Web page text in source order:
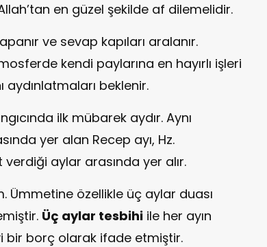
en güzel şekilde af dilemelidir.
ve sevap kapıları aralanır.
kendi paylarına en hayırlı işleri
beklenir.
ilk mübarek aydır. Aynı
yer alan Recep ayı, Hz.
aylar arasında yer alır.
Ümmetine özellikle üç aylar duası
Üç aylar tesbihi ile her ayın
bir borç olarak ifade etmiştir.